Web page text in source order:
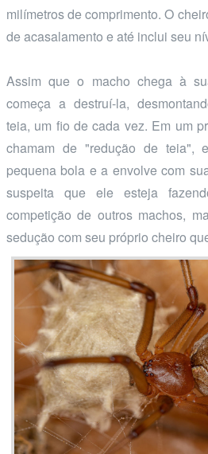
milímetros de comprimento. O
de acasalamento e até inclui seu
Assim que o macho chega à
começa a destruí-la,
teia, um fio de cada vez. Em um
chamam de "redução de teia",
pequena bola e a envolve com
suspeita que ele esteja
competição de outros machos,
sedução com seu próprio cheiro